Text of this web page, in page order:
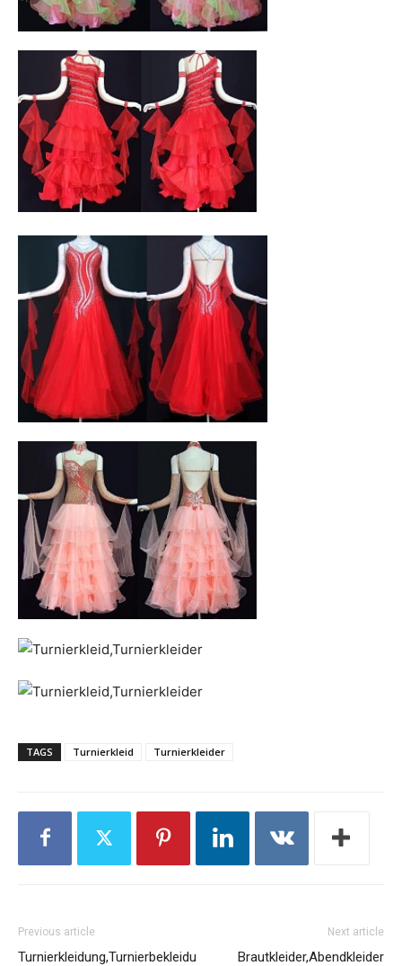
TAGS Turnierkleid Turnierkleider
Previous article
Turnierkleidung,Turnierbekleidu
Next article
Brautkleider,Abendkleider